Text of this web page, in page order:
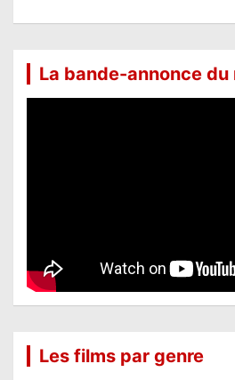
La bande-annonce du
Les films par genre